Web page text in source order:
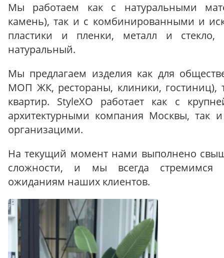
Мы работаем как с натуральными
камень), так и с комбинированными и
пластики и пленки, металл и стекло,
натуральный.
Мы предлагаем изделия как для
МОП ЖК, рестораны, клиники, гостиниц),
квартир. StyleXO работает как с
архитектурными компания Москвы, так
организацими.
На текущий момент нами выполнено
сложности, и мы всегда стремимся
ожиданиям наших клиентов.